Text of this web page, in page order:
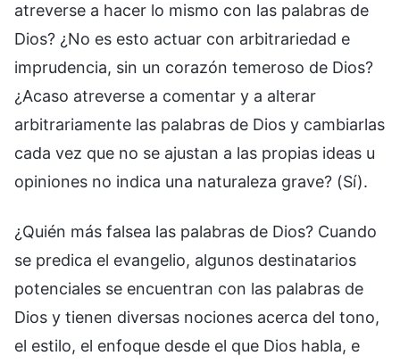
atreverse a hacer lo mismo con las palabras de
Dios? ¿No es esto actuar con arbitrariedad e
imprudencia, sin un corazón temeroso de Dios?
¿Acaso atreverse a comentar y a alterar
arbitrariamente las palabras de Dios y cambiarlas
cada vez que no se ajustan a las propias ideas u
opiniones no indica una naturaleza grave? (Sí).
¿Quién más falsea las palabras de Dios? Cuando
se predica el evangelio, algunos destinatarios
potenciales se encuentran con las palabras de
Dios y tienen diversas nociones acerca del tono,
el estilo, el enfoque desde el que Dios habla, e